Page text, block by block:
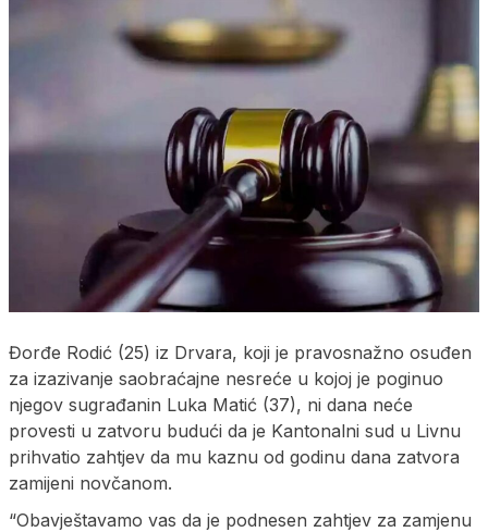
Đorđe Rodić (25) iz Drvara, koji je pravosnažno osuđen
za izazivanje saobraćajne nesreće u kojoj je poginuo
njegov sugrađanin Luka Matić (37), ni dana neće
provesti u zatvoru budući da je Kantonalni sud u Livnu
prihvatio zahtjev da mu kaznu od godinu dana zatvora
zamijeni novčanom.
“Obavještavamo vas da je podnesen zahtjev za zamjenu